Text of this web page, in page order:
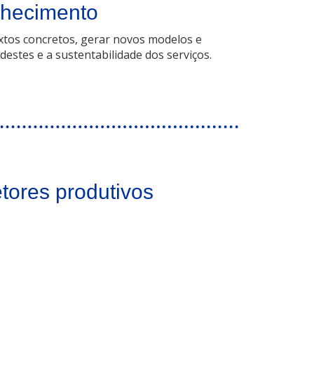
concretos, gerar novos modelos e
e a sustentabilidade dos serviços.
produtivos